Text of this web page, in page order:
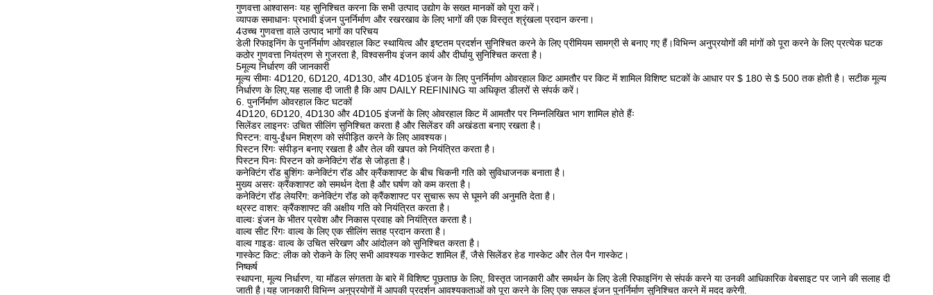
गुणवत्ता आश्वासनः यह सुनिश्चित करना कि सभी उत्पाद उद्योग के सख्त मानकों को पूरा करें।
व्यापक समाधानः प्रभावी इंजन पुनर्निर्माण और रखरखाव के लिए भागों की एक विस्तृत श्रृंखला प्रदान करना।
4उच्च गुणवत्ता वाले उत्पाद भागों का परिचय
डेली रिफाइनिंग के पुनर्निर्माण ओवरहाल किट स्थायित्व और इष्टतम प्रदर्शन सुनिश्चित करने के लिए प्रीमियम सामग्री से बनाए गए हैं।विभिन्न अनुप्रयोगों की मांगों को पूरा करने के लिए प्रत्येक घटक
कठोर गुणवत्ता नियंत्रण से गुजरता है, विश्वसनीय इंजन कार्य और दीर्घायु सुनिश्चित करता है।
5मूल्य निर्धारण की जानकारी
मूल्य सीमाः 4D120, 6D120, 4D130, और 4D105 इंजन के लिए पुनर्निर्माण ओवरहाल किट आमतौर पर किट में शामिल विशिष्ट घटकों के आधार पर $ 180 से $ 500 तक होती है। सटीक मूल्य
निर्धारण के लिए,यह सलाह दी जाती है कि आप DAILY REFINING या अधिकृत डीलरों से संपर्क करें।
6. पुनर्निर्माण ओवरहाल किट घटकों
4D120, 6D120, 4D130 और 4D105 इंजनों के लिए ओवरहाल किट में आमतौर पर निम्नलिखित भाग शामिल होते हैंः
सिलेंडर लाइनरः उचित सीलिंग सुनिश्चित करता है और सिलेंडर की अखंडता बनाए रखता है।
पिस्टन: वायु-ईंधन मिश्रण को संपीड़ित करने के लिए आवश्यक।
पिस्टन रिंगः संपीड़न बनाए रखता है और तेल की खपत को नियंत्रित करता है।
पिस्टन पिनः पिस्टन को कनेक्टिंग रॉड से जोड़ता है।
कनेक्टिंग रॉड बुशिंगः कनेक्टिंग रॉड और क्रैंकशाफ्ट के बीच चिकनी गति को सुविधाजनक बनाता है।
मुख्य असरः क्रैंकशाफ्ट को समर्थन देता है और घर्षण को कम करता है।
कनेक्टिंग रॉड लेयरिंग: कनेक्टिंग रॉड को क्रैंकशाफ्ट पर सुचारू रूप से घूमने की अनुमति देता है।
थ्रस्ट वाशर: क्रैंकशाफ्ट की अक्षीय गति को नियंत्रित करता है।
वाल्वः इंजन के भीतर प्रवेश और निकास प्रवाह को नियंत्रित करता है।
वाल्व सीट रिंगः वाल्व के लिए एक सीलिंग सतह प्रदान करता है।
वाल्व गाइडः वाल्व के उचित संरेखण और आंदोलन को सुनिश्चित करता है।
गास्केट किट: लीक को रोकने के लिए सभी आवश्यक गास्केट शामिल हैं, जैसे सिलेंडर हेड गास्केट और तेल पैन गास्केट।
निष्कर्ष
स्थापना, मूल्य निर्धारण, या मॉडल संगतता के बारे में विशिष्ट पूछताछ के लिए, विस्तृत जानकारी और समर्थन के लिए डेली रिफाइनिंग से संपर्क करने या उनकी आधिकारिक वेबसाइट पर जाने की सलाह दी
जाती है।यह जानकारी विभिन्न अनुप्रयोगों में आपकी प्रदर्शन आवश्यकताओं को पूरा करने के लिए एक सफल इंजन पुनर्निर्माण सुनिश्चित करने में मदद करेगी.